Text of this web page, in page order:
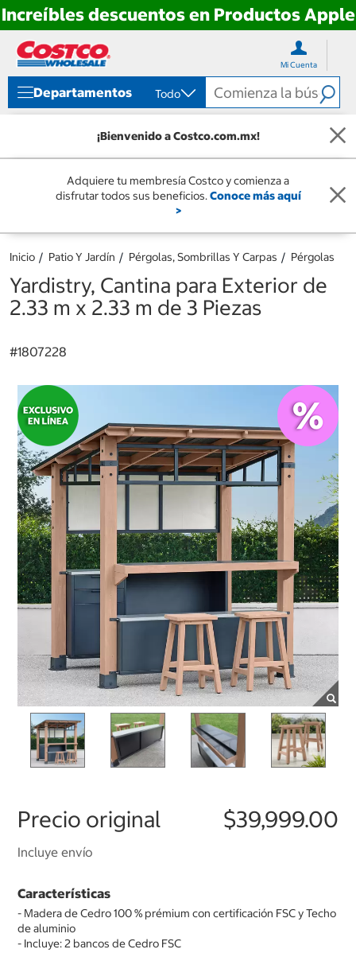
Increíbles descuentos en Productos Apple
directo
contenido
directo
menú
navegación
Mi Cuenta
Departamentos Todo
¡Bienvenido a Costco.com.mx!
Adquiere tu membresía Costco y comienza a
disfrutar todos sus beneficios.Conoce más aquí
>
Inicio Patio Y Jardín Pérgolas, Sombrillas Y Carpas Pérgolas
Yardistry, Cantina para Exterior de
2.33 m x 2.33 m de 3 Piezas
#1807228
Precio original $39,999.00
Incluye envío
Características
- Madera de Cedro 100 % prémium con certificación FSC y Techo
de aluminio
- Incluye: 2 bancos de Cedro FSC